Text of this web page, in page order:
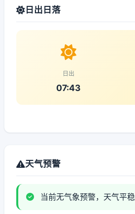
日出日落
日出
07:43
天气预警
当前无气象预警，天气平稳